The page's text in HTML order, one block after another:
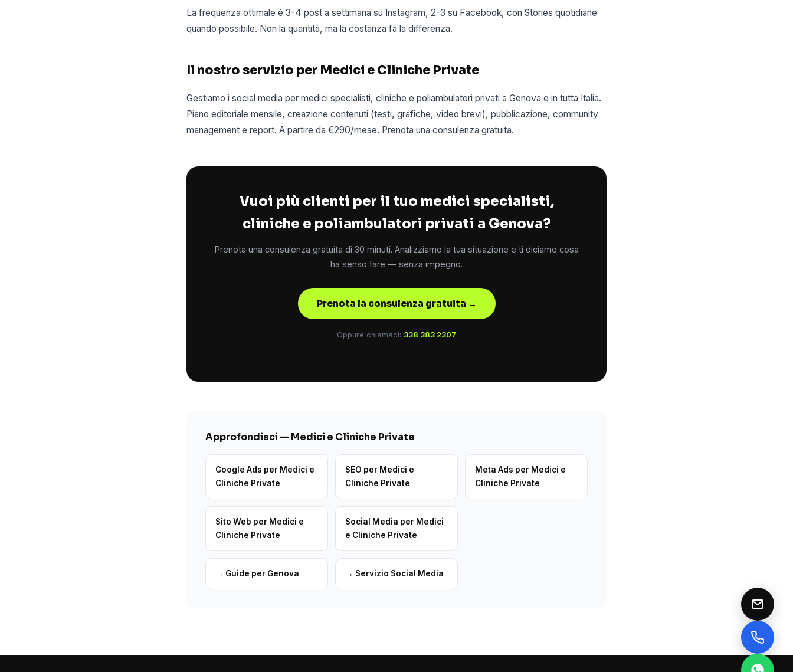
La frequenza ottimale è 3-4 post a settimana su Instagram, 2-3 su Facebook, con Stories quotidiane
quando possibile. Non la quantità, ma la costanza fa la differenza.
Il nostro servizio per Medici e Cliniche Private
Gestiamo i social media per medici specialisti, cliniche e poliambulatori privati a Genova e in tutta Italia.
Piano editoriale mensile, creazione contenuti (testi, grafiche, video brevi), pubblicazione, community
management e report. A partire da €290/mese. Prenota una consulenza gratuita.
Vuoi più clienti per il tuo medici specialisti,
cliniche e poliambulatori privati a Genova?
Prenota una consulenza gratuita di 30 minuti. Analizziamo la tua situazione e ti diciamo cosa
ha senso fare — senza impegno.
Prenota la consulenza gratuita →
Oppure chiamaci: 338 383 2307
Approfondisci — Medici e Cliniche Private
Google Ads per Medici e
Cliniche Private
SEO per Medici e
Cliniche Private
Meta Ads per Medici e
Cliniche Private
Sito Web per Medici e
Cliniche Private
Social Media per Medici
e Cliniche Private
→ Guide per Genova → Servizio Social Media